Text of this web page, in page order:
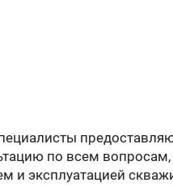
по всем
и эксплуатацией